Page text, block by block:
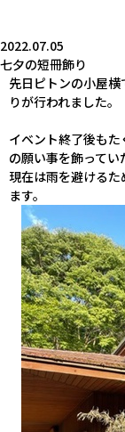
2022.07.05
七夕の短冊飾り
先日ピトンの小屋
りが行われました。
イベント終了後も
の願い事を飾ってい
現在は雨を避ける
ます。